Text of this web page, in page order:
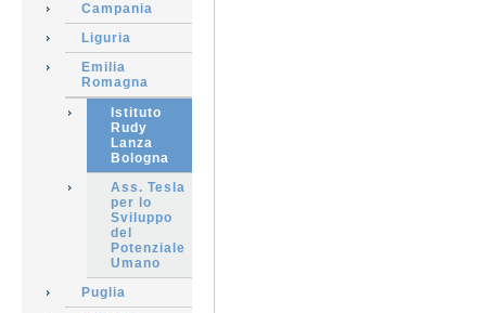
Campania
Liguria
Emilia
Romagna
Istituto
Rudy
Lanza
Bologna
Ass. Tesla
per lo
Sviluppo
del
Potenziale
Umano
Puglia